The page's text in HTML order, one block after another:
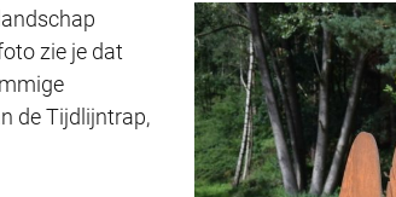
zie je dat
de Tijdlijntrap,